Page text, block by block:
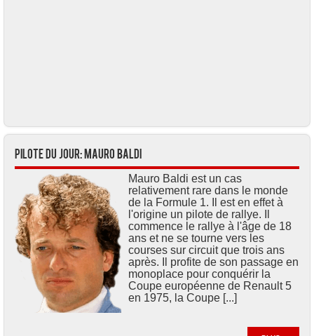
Pilote du jour: Mauro BALDI
Mauro Baldi est un cas
relativement rare dans le monde
de la Formule 1. Il est en effet à
l'origine un pilote de rallye. Il
commence le rallye à l'âge de 18
ans et ne se tourne vers les
courses sur circuit que trois ans
après. Il profite de son passage en
monoplace pour conquérir la
Coupe européenne de Renault 5
en 1975, la Coupe [...]